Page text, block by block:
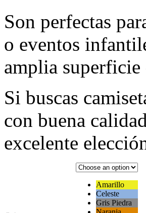
Son perfectas
o eventos
amplia
Si buscas
con buena
excelente
Amarillo
Celeste
Gris Piedra